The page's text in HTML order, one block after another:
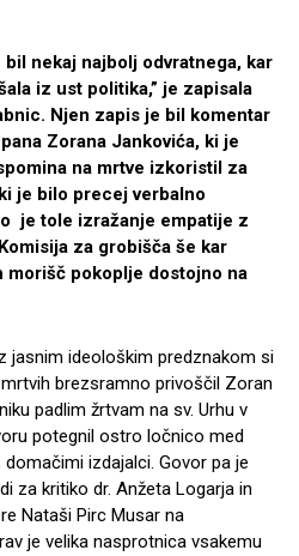
bil nekaj najbolj odvratnega, kar
iz ust politika,” je zapisala
Njen zapis je bil komentar
Zorana Jankovića, ki je
na mrtve izkoristil za
je bilo precej verbalno
je tole izražanje empatije z
za grobišča še kar
pokoplje dostojno na
jasnim ideološkim predznakom si
brezsramno privoščil Zoran
padlim žrtvam na sv. Urhu v
potegnil ostro ločnico med
izdajalci. Govor pa je
za kritiko dr. Anžeta Logarja in
Nataši Pirc Musar na
je velika nasprotnica vsakemu